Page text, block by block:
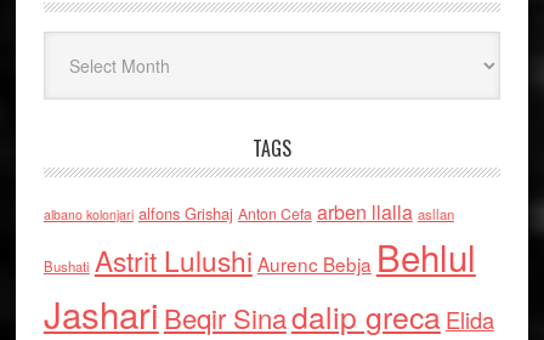
TAGS
albano kolonjari alfons Grishaj Anton Cefa arben llalla asllan
Bushati Astrit Lulushi Aurenc Bebja Behlul
Jashari Beqir Sinadalip grecaElida